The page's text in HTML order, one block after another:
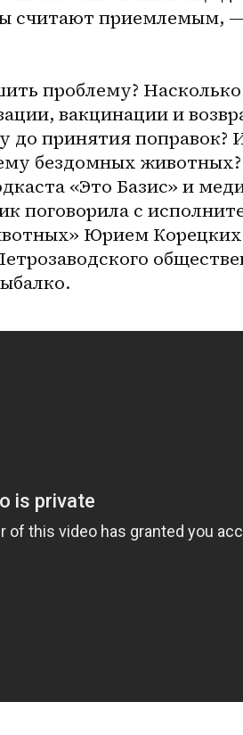
считают приемлемым,
проблему?
вакцинации и
до принятия поправок?
бездомных
«Это Базис» и
поговорила с
Юрием Корецких